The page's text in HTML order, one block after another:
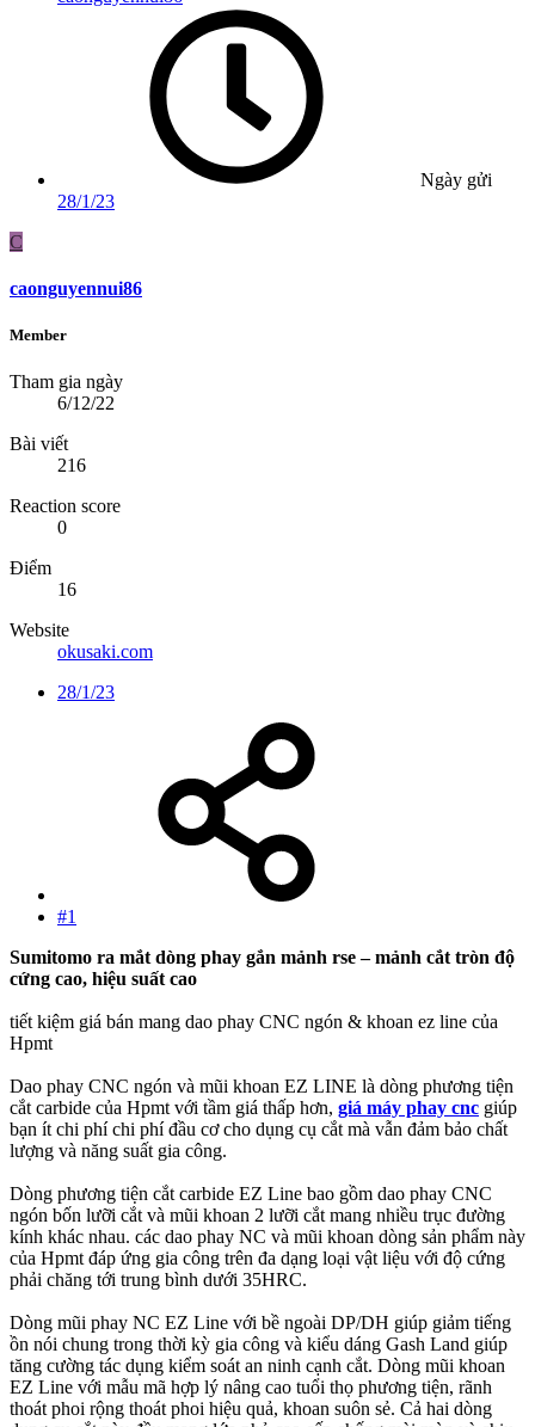
Ngày gửi
28/1/23
C
caonguyennui86
Member
Tham gia ngày
6/12/22
Bài viết
216
Reaction score
0
Điểm
16
Website
okusaki.com
28/1/23
#1
Sumitomo ra mắt dòng phay gắn mảnh rse – mảnh cắt tròn độ
cứng cao, hiệu suất cao
tiết kiệm giá bán mang dao phay CNC ngón & khoan ez line của
Hpmt
Dao phay CNC ngón và mũi khoan EZ LINE là dòng phương tiện
cắt carbide của Hpmt với tầm giá thấp hơn, giá máy phay cnc giúp
bạn ít chi phí chi phí đầu cơ cho dụng cụ cắt mà vẫn đảm bảo chất
lượng và năng suất gia công.
Dòng phương tiện cắt carbide EZ Line bao gồm dao phay CNC
ngón bốn lưỡi cắt và mũi khoan 2 lưỡi cắt mang nhiều trục đường
kính khác nhau. các dao phay NC và mũi khoan dòng sản phẩm này
của Hpmt đáp ứng gia công trên đa dạng loại vật liệu với độ cứng
phải chăng tới trung bình dưới 35HRC.
Dòng mũi phay NC EZ Line với bề ngoài DP/DH giúp giảm tiếng
ồn nói chung trong thời kỳ gia công và kiểu dáng Gash Land giúp
tăng cường tác dụng kiểm soát an ninh cạnh cắt. Dòng mũi khoan
EZ Line với mẫu mã hợp lý nâng cao tuổi thọ phương tiện, rãnh
thoát phoi rộng thoát phoi hiệu quả, khoan suôn sẻ. Cả hai dòng